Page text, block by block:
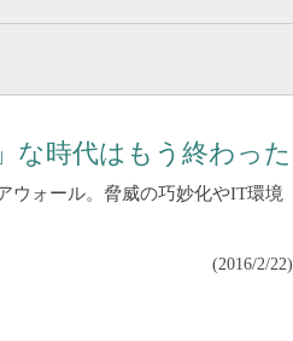
な時代はもう終わった
ウォール。脅威の巧妙化やIT環境
(2016/2/22)